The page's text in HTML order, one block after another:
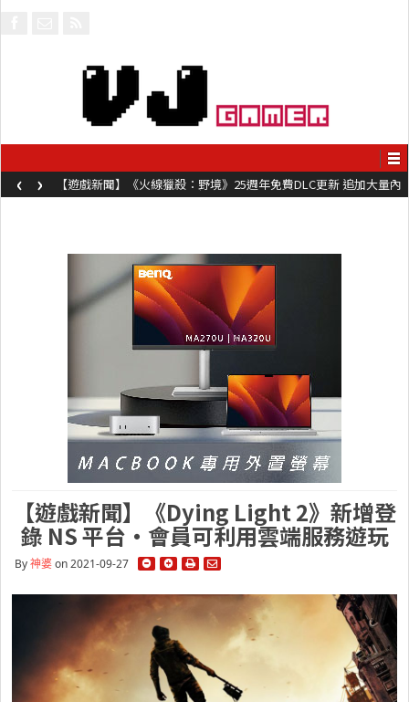
【遊戲新聞】《火線獵殺：野境》25週年免費DLC更新 追加大量內
容同時系舊作限時超平價折扣
‹ ›
【遊戲新聞】《Dying Light 2》新增登
錄 NS 平台・會員可利用雲端服務遊玩
By神婆on 2021-09-27